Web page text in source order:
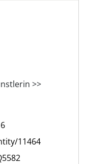
>>
11464